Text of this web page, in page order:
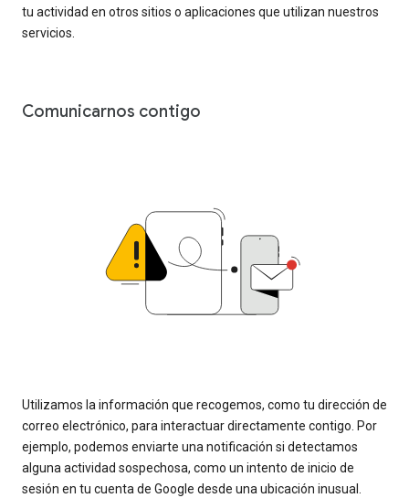
tu actividad en otros sitios o aplicaciones que utilizan nuestros
servicios.
Comunicarnos contigo
Utilizamos la información que recogemos, como tu dirección de
correo electrónico, para interactuar directamente contigo. Por
ejemplo, podemos enviarte una notificación si detectamos
alguna actividad sospechosa, como un intento de inicio de
sesión en tu cuenta de Google desde una ubicación inusual.